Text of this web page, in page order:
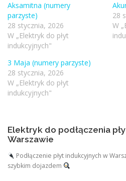
Aksamitna (numery
parzyste)
28 stycznia, 2026
W „Elektryk do płyt
indukcyjnych"
28
W
3 Maja (numery parzyste)
28 stycznia, 2026
W „Elektryk do płyt
indukcyjnych"
Elektryk do podłączenia
Warszawie
Podłączenie płyt indukcyjnych w
szybkim dojazdem